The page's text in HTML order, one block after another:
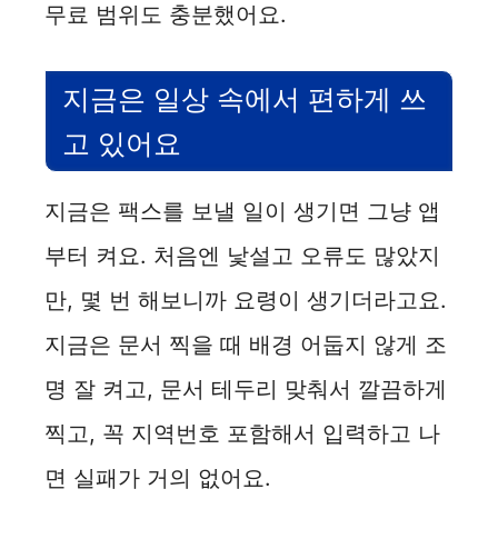
무료 범위도 충분했어요.
지금은 일상 속에서 편하게 쓰
고 있어요
지금은 팩스를 보낼 일이 생기면 그냥 앱
부터 켜요. 처음엔 낯설고 오류도 많았지
만, 몇 번 해보니까 요령이 생기더라고요.
지금은 문서 찍을 때 배경 어둡지 않게 조
명 잘 켜고, 문서 테두리 맞춰서 깔끔하게
찍고, 꼭 지역번호 포함해서 입력하고 나
면 실패가 거의 없어요.